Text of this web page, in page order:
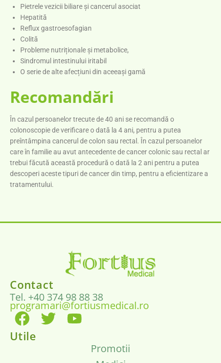
Pietrele vezicii biliare și cancerul asociat
Hepatită
Reflux gastroesofagian
Colită
Probleme nutriționale și metabolice,
Sindromul intestinului iritabil
O serie de alte afecțiuni din aceeaşi gamă
Recomandări
În cazul persoanelor trecute de 40 ani se recomandă o
colonoscopie de verificare o dată la 4 ani, pentru a putea
preîntâmpina cancerul de colon sau rectal. În cazul persoanelor
care în familie au avut antecedente de cancer colonic sau rectal ar
trebui făcută această procedură o dată la 2 ani pentru a putea
descoperi aceste tipuri de cancer din timp, pentru a eficientizare a
tratamentului.
Contact
Tel. +40 374 98 88 38
programari@fortiusmedical.ro
Utile
Promotii